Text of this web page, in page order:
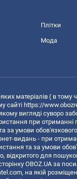
Плітки
Мода
матеріалів ( в тому
сайті https://
вигляді суворо
при отриманні
за умови
видань - при
та за умови
відкритого для
OBOZ.UA за
, на якій